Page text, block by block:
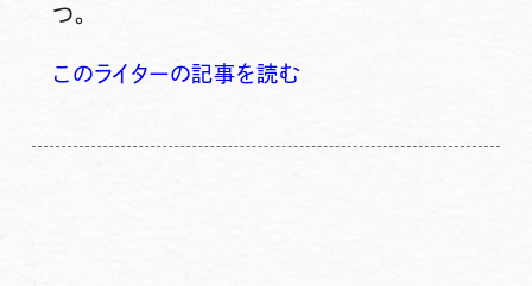
つ。
このライターの記事を読む